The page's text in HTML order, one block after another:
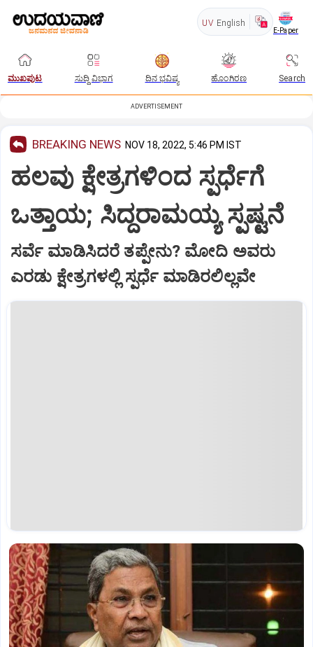
UV English
E-Paper
ಮುಖಪುಟ ಸುದ್ದಿ ವಿಭಾಗ ದಿನ ಭವಿಷ್ಯ ಹೊಂಗಿರಣ Search
ADVERTISEMENT
BREAKING NEWS NOV 18, 2022, 5:46 PM IST
ಹಲವು ಕ್ಷೇತ್ರಗಳಿಂದ ಸ್ಪರ್ಧೆಗೆ
ಒತ್ತಾಯ; ಸಿದ್ದರಾಮಯ್ಯ ಸ್ಪಷ್ಟನೆ
ಸರ್ವೆ ಮಾಡಿಸಿದರೆ ತಪ್ಪೇನು? ಮೋದಿ ಅವರು
ಎರಡು ಕ್ಷೇತ್ರಗಳಲ್ಲಿ ಸ್ಪರ್ಧೆ ಮಾಡಿರಲಿಲ್ಲವೇ